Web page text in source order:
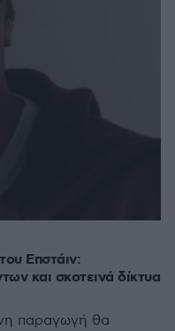
Επστάιν:
και σκοτεινά δίκτυα
παραγωγή θα